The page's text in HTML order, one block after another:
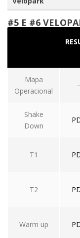
#5 E #6
Mapa
Operacional
–
Shake
Down
T1
T2
Warm up